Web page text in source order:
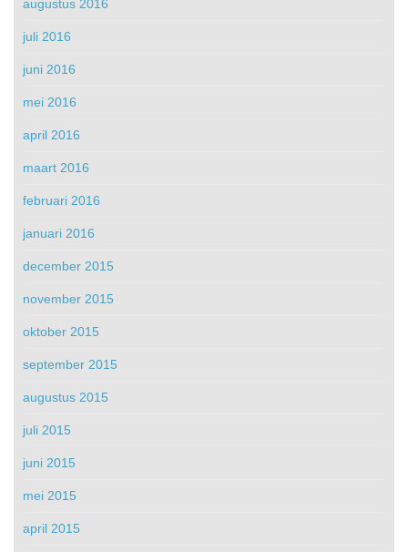
augustus 2016
juli 2016
juni 2016
mei 2016
april 2016
maart 2016
februari 2016
januari 2016
december 2015
november 2015
oktober 2015
september 2015
augustus 2015
juli 2015
juni 2015
mei 2015
april 2015